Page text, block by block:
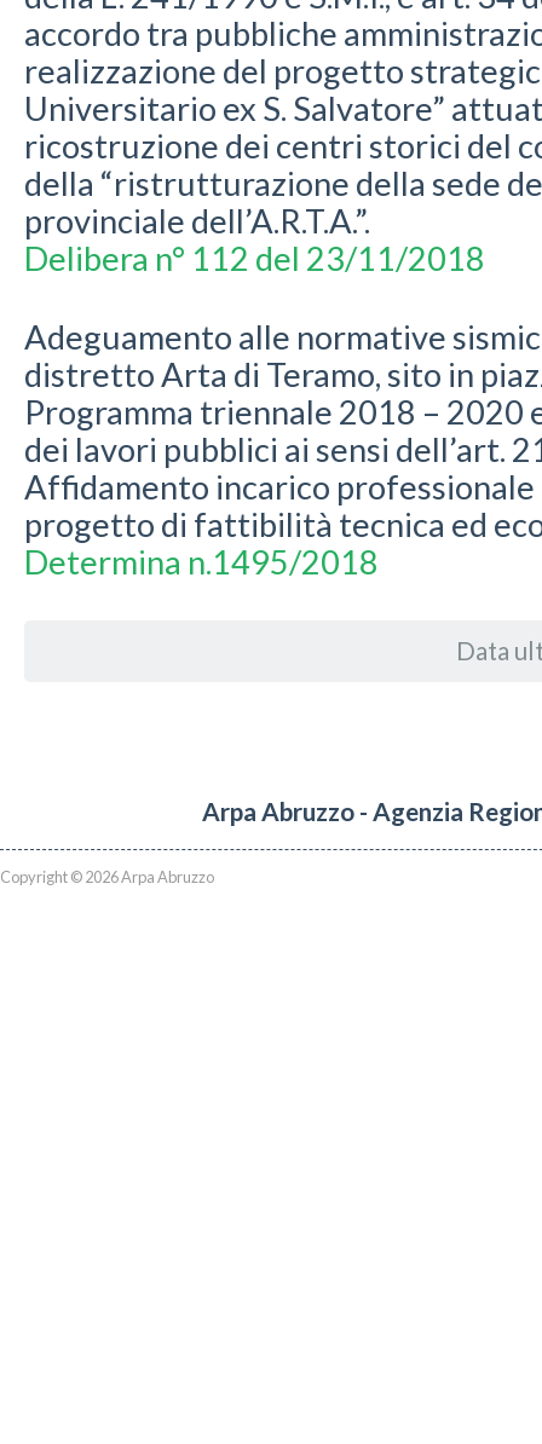
accordo tra pubbliche
realizzazione del progetto
Universitario ex S. Salvatore”
ricostruzione dei centri storici del
della “ristrutturazione della sede
provinciale dell’A.R.T.A.”.
Delibera n° 112 del 23/11/2018
Adeguamento alle normative
distretto Arta di Teramo, sito in
Programma triennale 2018 – 2020
dei lavori pubblici ai sensi dell’art.
Affidamento incarico professionale
progetto di fattibilità tecnica ed
Determina n.1495/2018
Data
Arpa Abruzzo - Agenzia
Copyright © 2026 Arpa Abruzzo